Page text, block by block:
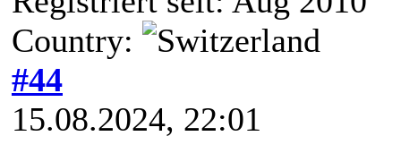
Country:
#44
15.08.2024, 22:01